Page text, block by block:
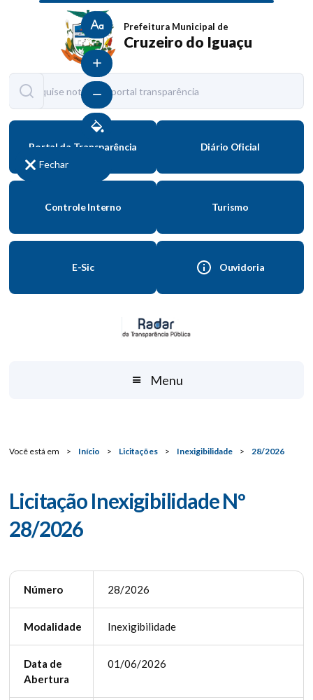
Tamanho normal
Aumentar fonte
Diminuir fonte
Fechar
Prefeitura Municipal de
Cruzeiro do Iguaçu
Portal da Transparência Diário Oficial
Controle Interno Turismo
E-Sic Ouvidoria
Menu
Você está em > Início > Licitações > Inexigibilidade > 28/2026
Licitação Inexigibilidade Nº
28/2026
Número 28/2026
Modalidade Inexigibilidade
Data de
Abertura
01/06/2026